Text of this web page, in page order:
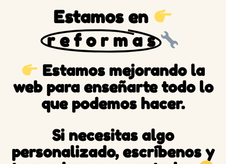
Estamos en
r e f o r m a s
Estamos mejorando la
web para enseñarte todo lo
que podemos hacer.
Si necesitas algo
personalizado, escríbenos y